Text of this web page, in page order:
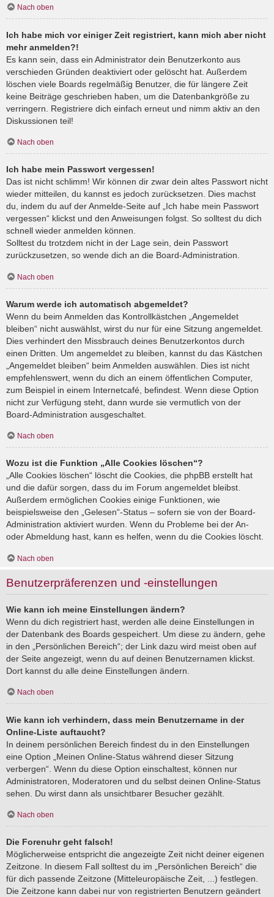
Nach oben
Ich habe mich vor einiger Zeit registriert, kann mich aber nicht
mehr anmelden?!
Es kann sein, dass ein Administrator dein Benutzerkonto aus
verschieden Gründen deaktiviert oder gelöscht hat. Außerdem
löschen viele Boards regelmäßig Benutzer, die für längere Zeit
keine Beiträge geschrieben haben, um die Datenbankgröße zu
verringern. Registriere dich einfach erneut und nimm aktiv an den
Diskussionen teil!
Nach oben
Ich habe mein Passwort vergessen!
Das ist nicht schlimm! Wir können dir zwar dein altes Passwort nicht
wieder mitteilen, du kannst es jedoch zurücksetzen. Dies machst
du, indem du auf der Anmelde-Seite auf „Ich habe mein Passwort
vergessen“ klickst und den Anweisungen folgst. So solltest du dich
schnell wieder anmelden können.
Solltest du trotzdem nicht in der Lage sein, dein Passwort
zurückzusetzen, so wende dich an die Board-Administration.
Nach oben
Warum werde ich automatisch abgemeldet?
Wenn du beim Anmelden das Kontrollkästchen „Angemeldet
bleiben“ nicht auswählst, wirst du nur für eine Sitzung angemeldet.
Dies verhindert den Missbrauch deines Benutzerkontos durch
einen Dritten. Um angemeldet zu bleiben, kannst du das Kästchen
„Angemeldet bleiben“ beim Anmelden auswählen. Dies ist nicht
empfehlenswert, wenn du dich an einem öffentlichen Computer,
zum Beispiel in einem Internetcafé, befindest. Wenn diese Option
nicht zur Verfügung steht, dann wurde sie vermutlich von der
Board-Administration ausgeschaltet.
Nach oben
Wozu ist die Funktion „Alle Cookies löschen“?
„Alle Cookies löschen“ löscht die Cookies, die phpBB erstellt hat
und die dafür sorgen, dass du im Forum angemeldet bleibst.
Außerdem ermöglichen Cookies einige Funktionen, wie
beispielsweise den „Gelesen“-Status – sofern sie von der Board-
Administration aktiviert wurden. Wenn du Probleme bei der An-
oder Abmeldung hast, kann es helfen, wenn du die Cookies löscht.
Nach oben
Benutzerpräferenzen und -einstellungen
Wie kann ich meine Einstellungen ändern?
Wenn du dich registriert hast, werden alle deine Einstellungen in
der Datenbank des Boards gespeichert. Um diese zu ändern, gehe
in den „Persönlichen Bereich“; der Link dazu wird meist oben auf
der Seite angezeigt, wenn du auf deinen Benutzernamen klickst.
Dort kannst du alle deine Einstellungen ändern.
Nach oben
Wie kann ich verhindern, dass mein Benutzername in der
Online-Liste auftaucht?
In deinem persönlichen Bereich findest du in den Einstellungen
eine Option „Meinen Online-Status während dieser Sitzung
verbergen“. Wenn du diese Option einschaltest, können nur
Administratoren, Moderatoren und du selbst deinen Online-Status
sehen. Du wirst dann als unsichtbarer Besucher gezählt.
Nach oben
Die Forenuhr geht falsch!
Möglicherweise entspricht die angezeigte Zeit nicht deiner eigenen
Zeitzone. In diesem Fall solltest du im „Persönlichen Bereich“ die
für dich passende Zeitzone (Mitteleuropäische Zeit, ...) festlegen.
Die Zeitzone kann dabei nur von registrierten Benutzern geändert